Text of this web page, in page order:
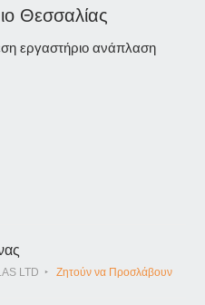
Θεσσαλίας
εργαστήριο ανάπλαση
LTD Ζητούν να Προσλάβουν